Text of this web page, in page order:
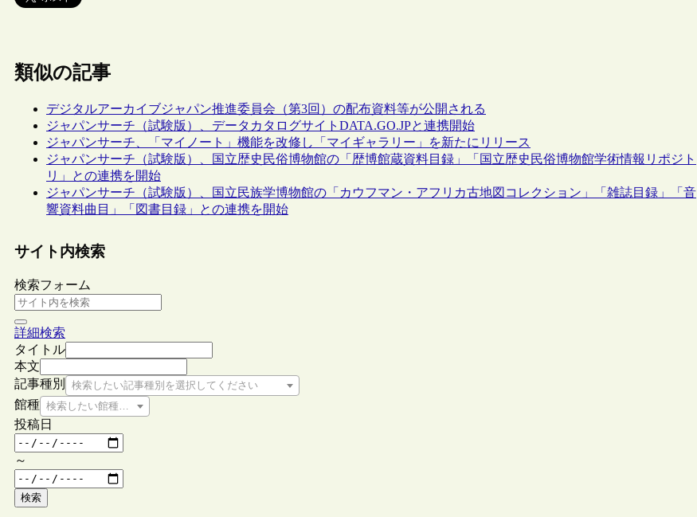
類似の記事
デジタルアーカイブジャパン推進委員会（第3回）の配布資料等が公開される
ジャパンサーチ（試験版）、データカタログサイトDATA.GO.JPと連携開始
ジャパンサーチ、「マイノート」機能を改修し「マイギャラリー」を新たにリリース
ジャパンサーチ（試験版）、国立歴史民俗博物館の「歴博館蔵資料目録」「国立歴史民俗博物館学術情報リポジト
リ」との連携を開始
ジャパンサーチ（試験版）、国立民族学博物館の「カウフマン・アフリカ古地図コレクション」「雑誌目録」「音
響資料曲目」「図書目録」との連携を開始
サイト内検索
検索フォーム
詳細検索
タイトル
本文
記事種別
検索したい記事種別を選択してください
館種 検索したい館種を選択してください
投稿日
～
検索